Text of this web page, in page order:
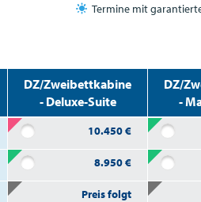
Termine mit
DZ/Zweibettkabine
- Deluxe-Suite
DZ/
-
10.450€
8.950€
Preis folgt